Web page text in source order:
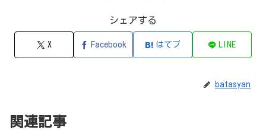
シェアする
X Facebook はてブ LINE
batasyan
関連記事